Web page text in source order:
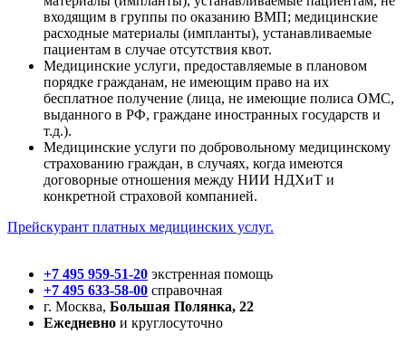
входящим в группы по оказанию ВМП; медицинские
расходные материалы (импланты), устанавливаемые
пациентам в случае отсутствия квот.
Медицинские услуги, предоставляемые в плановом
порядке гражданам, не имеющим право на их
бесплатное получение (лица, не имеющие полиса ОМС,
выданного в РФ, граждане иностранных государств и
т.д.).
Медицинские услуги по добровольному медицинскому
страхованию граждан, в случаях, когда имеются
договорные отношения между НИИ НДХиТ и
конкретной страховой компанией.
Прейскурант платных медицинских услуг.
+7 495 959-51-20 экстренная помощь
+7 495 633-58-00 справочная
г. Москва, Большая Полянка, 22
Ежедневно и круглосуточно